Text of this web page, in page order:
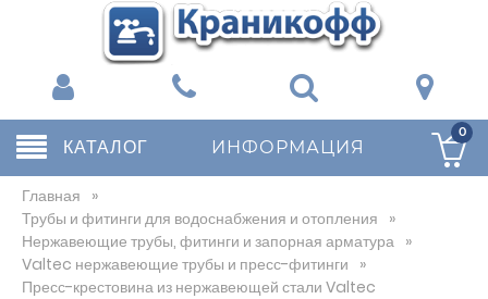
КАТАЛОГ ИНФОРМАЦИЯ
0
Главная »
Трубы и фитинги для водоснабжения и отопления »
Нержавеющие трубы, фитинги и запорная арматура »
Valtec нержавеющие трубы и пресс-фитинги »
Пресс-крестовина из нержавеющей стали Valtec